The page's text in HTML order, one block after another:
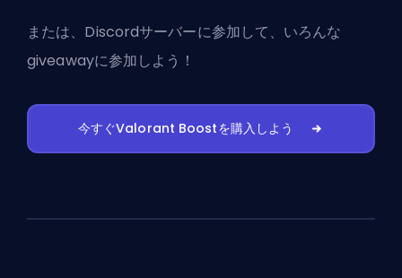
または、 Discordサーバーに参加して、いろんな
giveawayに参加しよう！
今すぐValorant Boostを購入しよう